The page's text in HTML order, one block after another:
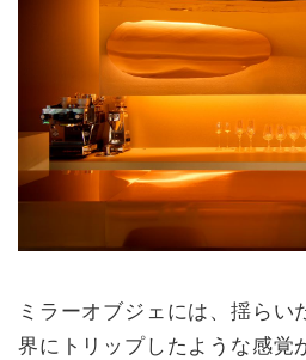
ミラーオブジェには、揺ら
界にトリップしたような感覚